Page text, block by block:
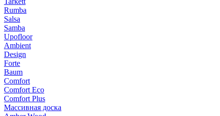
Rumba
Salsa
Samba
Upofloor
Ambient
Design
Forte
Baum
Comfort
Comfort Eco
Comfort Plus
Массивная доска